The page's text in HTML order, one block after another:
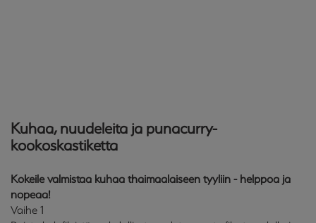
Kuhaa, nuudeleita ja punacurry-
kookoskastiketta
Kokeile valmistaa kuhaa thaimaalaiseen tyyliin - helppoa ja
nopeaa!
Vaihe 1